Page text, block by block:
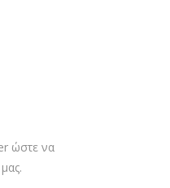
ώστε να